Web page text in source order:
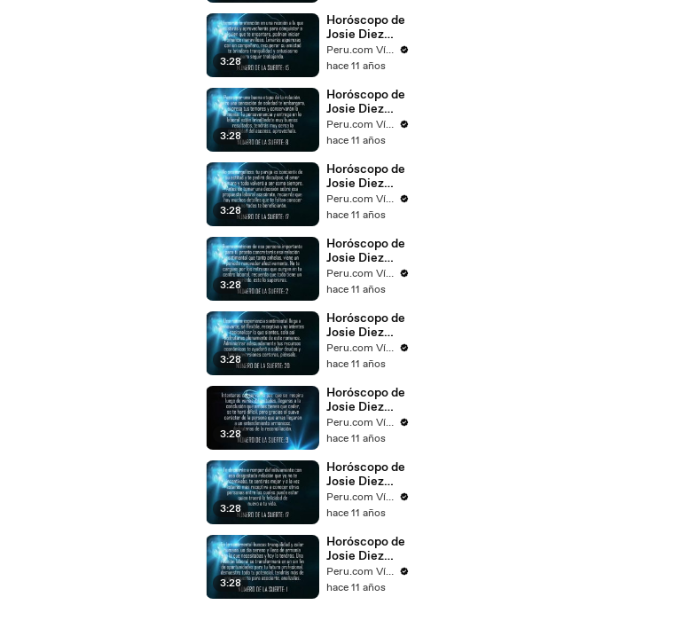
2015
3:28
Horóscopo de
Josie Diez
Canseco para
el día 13 de
2015
Peru.com Vídeos
hace 11 años
3:28
Horóscopo de
Josie Diez
Canseco para
el día 12 de
2015
Peru.com Vídeos
hace 11 años
3:28
Horóscopo de
Josie Diez
Canseco para
el día 11 de
2015
Peru.com Vídeos
hace 11 años
3:28
Horóscopo de
Josie Diez
Canseco para
el día 10 de
2015
Peru.com Vídeos
hace 11 años
3:28
Horóscopo de
Josie Diez
Canseco para
el día 09 de
2015
Peru.com Vídeos
hace 11 años
3:28
Horóscopo de
Josie Diez
Canseco para
el día 08 de
2015
Peru.com Vídeos
hace 11 años
3:28
Horóscopo de
Josie Diez
Canseco para
el día 07 de
2015
Peru.com Vídeos
hace 11 años
3:28
Horóscopo de
Josie Diez
Canseco para
el día 06 de
Peru.com Vídeos
hace 11 años